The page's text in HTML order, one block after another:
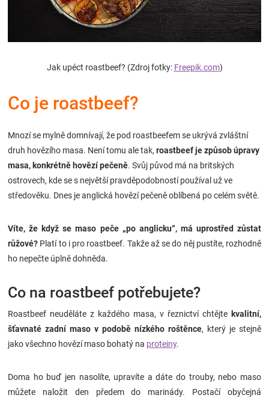
Novinky
Značky
Blog
Přihlášení
Jak upéct roastbeef? (Zdroj fotky: Freepik.com)
Co je roastbeef?
Mnozí se mylně domnívají, že pod roastbeefem se ukrývá zvláštní
druh hovězího masa. Není tomu ale tak, roastbeef je způsob úpravy
masa, konkrétně hovězí pečeně. Svůj původ má na britských
ostrovech, kde se s největší pravděpodobností používal už ve
středověku. Dnes je anglická hovězí pečeně oblíbená po celém světě.
Víte, že když se maso peče „po anglicku“, má uprostřed zůstat
růžové? Platí to i pro roastbeef. Takže až se do něj pustíte, rozhodně
ho nepečte úplně dohněda.
Co na roastbeef potřebujete?
Roastbeef neuděláte z každého masa, v řeznictví chtějte kvalitní,
šťavnaté zadní maso v podobě nízkého roštěnce, který je stejně
jako všechno hovězí maso bohatý na proteiny.
Doma ho buď jen nasolíte, upravíte a dáte do trouby, nebo maso
můžete naložit den předem do marinády. Postačí obyčejná